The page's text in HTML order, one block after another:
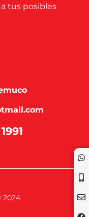
tus posibles
2024